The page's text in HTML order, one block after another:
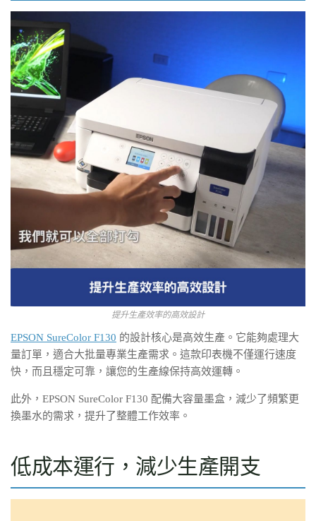
提升生產效率的高效設計
EPSON SureColor F130 的設計核心是高效生產。它能夠處理大
量訂單，適合大批量專業生產需求。這款印表機不僅運行速度
快，而且穩定可靠，讓您的生產線保持高效運轉。
此外，EPSON SureColor F130 配備大容量墨盒，減少了頻繁更
換墨水的需求，提升了整體工作效率。
低成本運行，減少生產開支